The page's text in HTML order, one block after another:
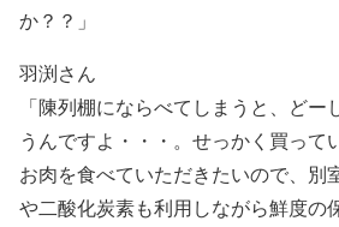
か？？」
羽渕さん
「陳列棚にならべてしまうと、どー
うんですよ・・・。せっかく買って
お肉を食べていただきたいので、 別
や二酸化炭素も利用しながら鮮度の